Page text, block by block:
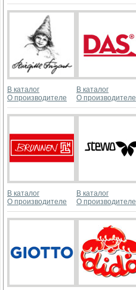
В каталог
О производителе
В каталог
О производителе
В каталог
О производителе
В каталог
О производителе